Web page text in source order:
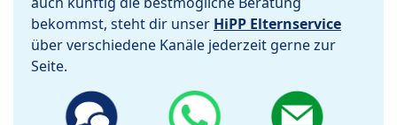
bekommst, steht dir unser HiPP Elternservice
über verschiedene Kanäle jederzeit gerne zur
Seite.